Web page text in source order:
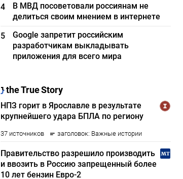
4
В МВД посоветовали россиянам не
делиться своим мнением в интернете
5
Google запретит российским
разработчикам выкладывать
приложения для всего мира